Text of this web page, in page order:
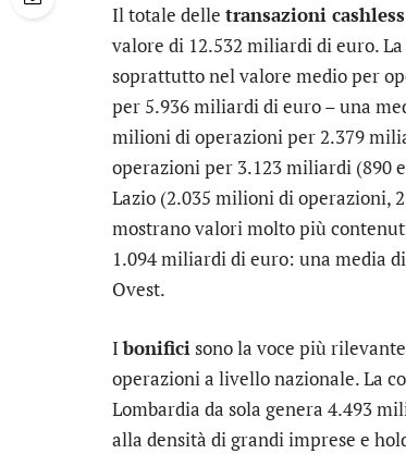
Il totale delle transazioni cashless
valore di 12.532 miliardi di euro.
soprattutto nel valore medio per
per 5.936 miliardi di euro – una
milioni di operazioni per 2.379
operazioni per 3.123 miliardi (890
Lazio (2.035 milioni di operazioni,
mostrano valori molto più
1.094 miliardi di euro: una media
Ovest.
Ibonificisono la voce più
operazioni a livello nazionale. La
Lombardia da sola genera 4.493
alla densità di grandi imprese e